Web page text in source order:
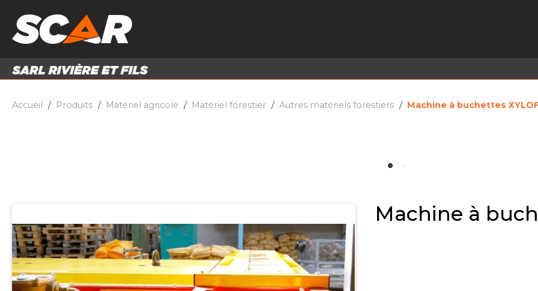
PIÈCES ET ACCESSOIRES
Accueil Produits Matériel agricole Matériel forestier Autres matériels forestiers Machine à buchettes
Machine à